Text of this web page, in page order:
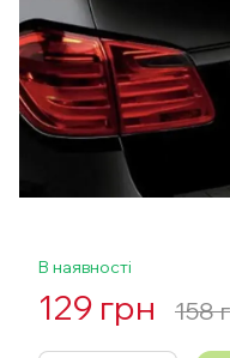
В наявності
129 грн 158